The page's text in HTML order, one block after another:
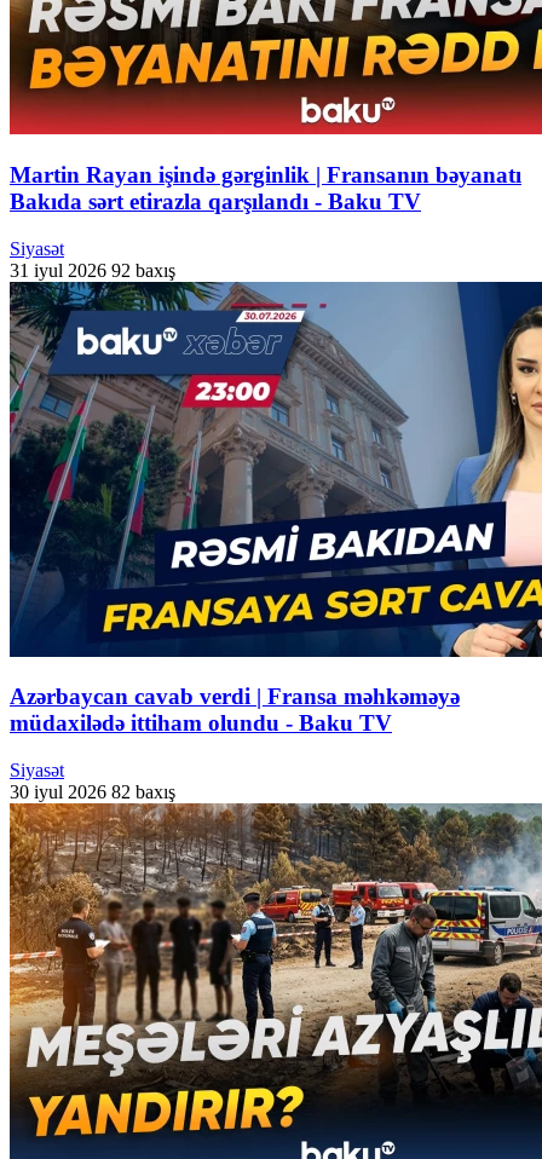
Martin Rayan işində gərginlik | Fransanın bəyanatı
Bakıda sərt etirazla qarşılandı - Baku TV
Siyasət
31 iyul 2026 92 baxış
Azərbaycan cavab verdi | Fransa məhkəməyə
müdaxilədə ittiham olundu - Baku TV
Siyasət
30 iyul 2026 82 baxış